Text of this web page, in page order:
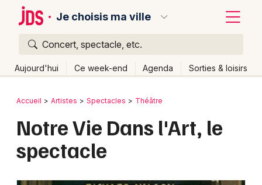
Je choisis ma ville
Concert, spectacle, etc.
Aujourd'hui Ce week-end Agenda Sorties & loisirs
Publier un événement
Bordeaux
Colmar
Retour
Accueil Artistes Spectacles Théâtre
Notre Vie Dans l'Art, le
spectacle
Quoi ?
Où ?
Quand ?
Effacer les dates
Aujourd'hui
Demain